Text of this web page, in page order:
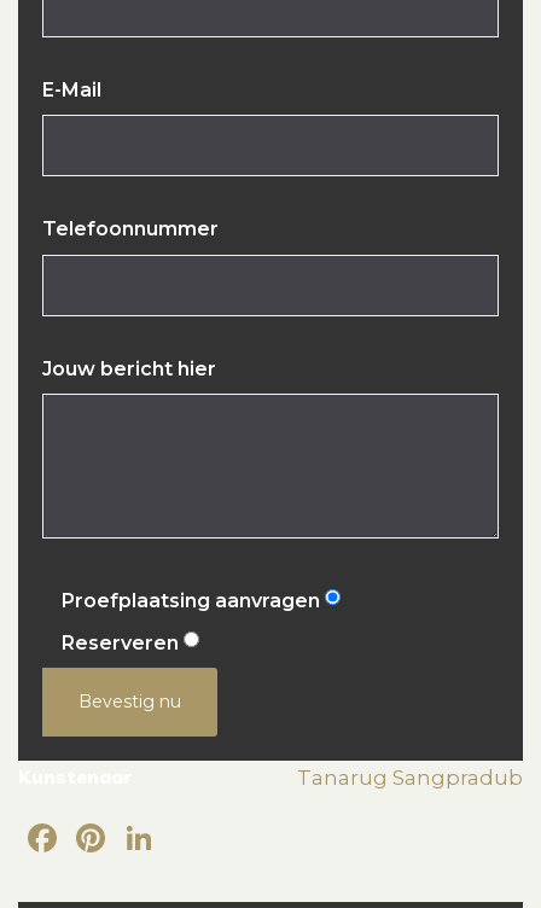
E-Mail
Telefoonnummer
Jouw bericht hier
Proefplaatsing aanvragen
Reserveren
Bevestig nu
Tanarug Sangpradub
Facebook
Pinterest